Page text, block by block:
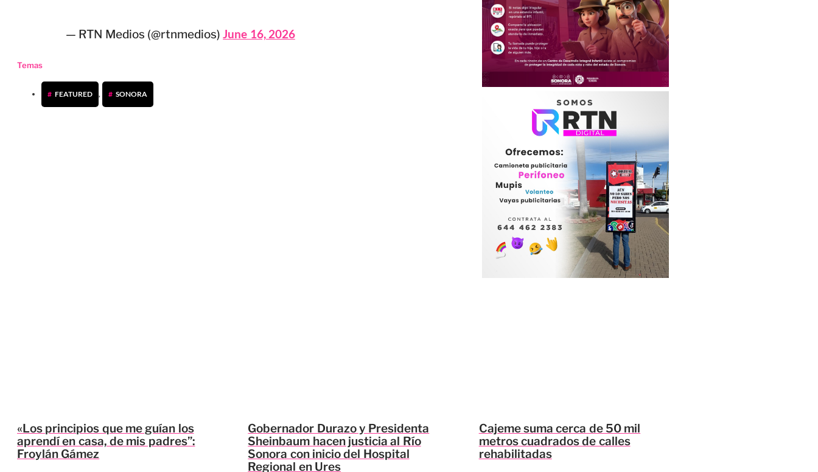
— RTN Medios (@rtnmedios)June 16, 2026
Temas
FEATURED , SONORA
«Los principios que me guían los
aprendí en casa, de mis padres”:
Froylán Gámez
Gobernador Durazo y Presidenta
Sheinbaum hacen justicia al Río
Sonora con inicio del Hospital
Regional en Ures
Cajeme suma cerca de 50 mil
metros cuadrados de calles
rehabilitadas